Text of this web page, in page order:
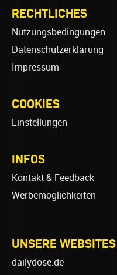
RECHTLICHES
Nutzungsbedingungen
Datenschutzerklärung
Impressum
COOKIES
Einstellungen
INFOS
Kontakt & Feedback
Werbemöglichkeiten
UNSERE WEBSITES
dailydose.de